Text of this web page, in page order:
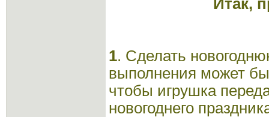
Итак,
1. Сделать
выполнения может
чтобы игрушка
новогоднего